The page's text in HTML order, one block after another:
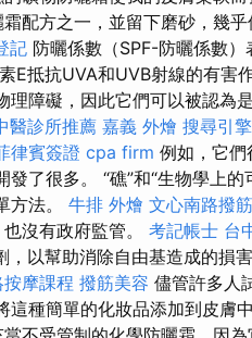
配方之一，並留下磨砂，幾
記 防曬係數（SPF-防曬係數
E抵抗UVA和UVB射線的有害
障礙，因此它們可以被認為
醫診所推薦 嘉義 外燴 搜尋引
律賓簽證 cpa firm 例如，它們
了很多。 “礁”和“生物學上的
方法。 牛排 外燴 文心南路撥
沒有政府監管。 考記帳士 台
，以幫助消除自由基造成的損
摩課程 撥筋美容 儘管許多人
種簡單的化妝品添加到皮膚